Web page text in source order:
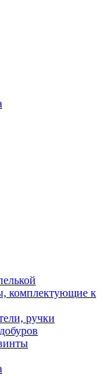
комплектующие к
ручки